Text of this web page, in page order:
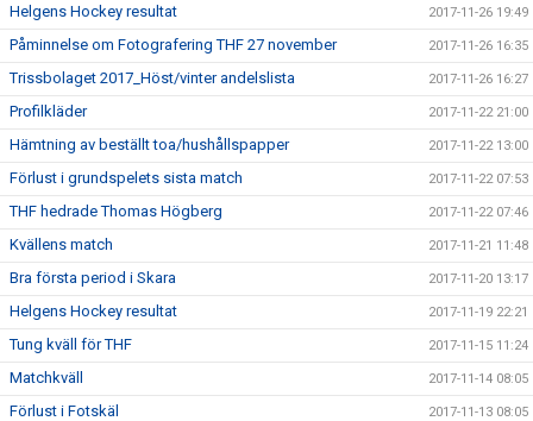
Helgens Hockey resultat 2017-11-26 19:49
Påminnelse om Fotografering THF 27 november 2017-11-26 16:35
Trissbolaget 2017_Höst/vinter andelslista 2017-11-26 16:27
Profilkläder 2017-11-22 21:00
Hämtning av beställt toa/hushållspapper 2017-11-22 13:00
Förlust i grundspelets sista match 2017-11-22 07:53
THF hedrade Thomas Högberg 2017-11-22 07:46
Kvällens match 2017-11-21 11:48
Bra första period i Skara 2017-11-20 13:17
Helgens Hockey resultat 2017-11-19 22:21
Tung kväll för THF 2017-11-15 11:24
Matchkväll 2017-11-14 08:05
Förlust i Fotskäl 2017-11-13 08:05